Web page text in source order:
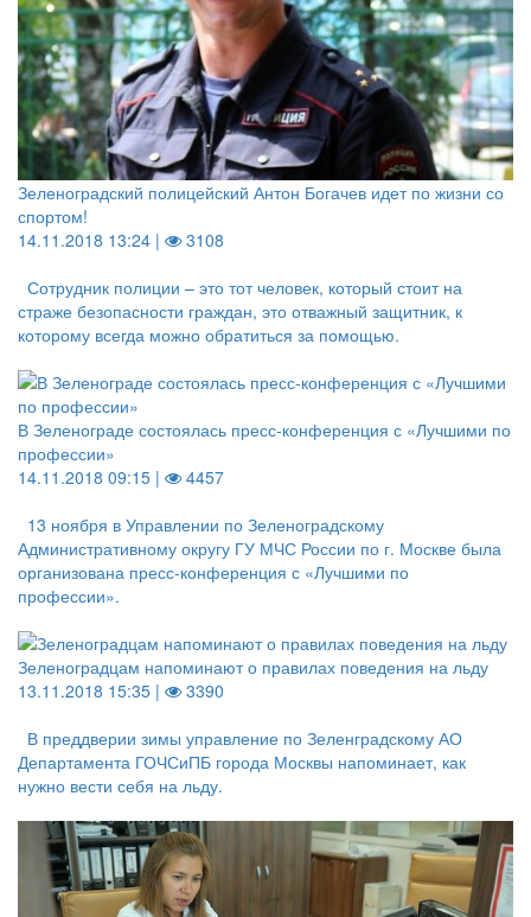
Зеленоградский полицейский Антон Богачев идет по жизни со
спортом!
14.11.2018 13:24 |
3108
Сотрудник полиции – это тот человек, который стоит на
страже безопасности граждан, это отважный защитник, к
которому всегда можно обратиться за помощью.
В Зеленограде состоялась пресс-конференция с «Лучшими по
профессии»
14.11.2018 09:15 |
4457
13 ноября в Управлении по Зеленоградскому
Административному округу ГУ МЧС России по г. Москве была
организована пресс-конференция с «Лучшими по
профессии».
Зеленоградцам напоминают о правилах поведения на льду
13.11.2018 15:35 |
3390
В преддверии зимы управление по Зеленградскому АО
Департамента ГОЧСиПБ города Москвы напоминает, как
нужно вести себя на льду.